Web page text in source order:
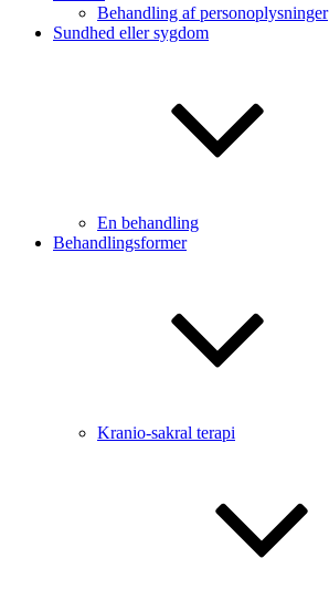
Behandling af personoplysninger
Sundhed eller sygdom
En behandling
Behandlingsformer
Kranio-sakral terapi